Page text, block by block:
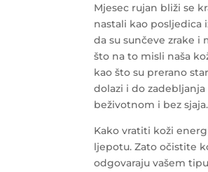
Mjesec rujan bliži se
nastali kao posljedica
da su sunčeve zrake
što na to misli naša
kao što su prerano
dolazi i do
beživotnom i bez sjaja.
Kako vratiti koži
ljepotu. Zato očistite
odgovaraju vašem